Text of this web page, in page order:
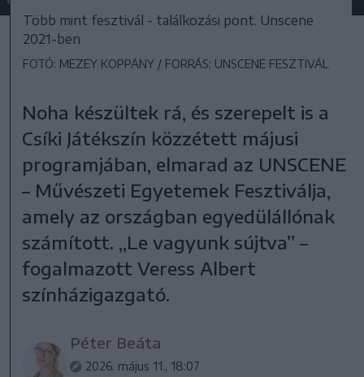
Több mint fesztivál - találkozási pont. Unscene
2021-ben
FOTÓ: MEZEY KOPPÁNY / FORRÁS: UNSCENE FESZTIVÁL
Noha készültek rá, és szerepelt is a
Csíki Játékszín közzétett májusi
programjában, elmarad az UNSCENE
– Művészeti Egyetemek Fesztiválja,
amely az országban egyedülállónak
számított. „Le vagyunk sújtva” –
fogalmazott Veress Albert
színházigazgató.
Péter Beáta
2026. május 11., 18:07